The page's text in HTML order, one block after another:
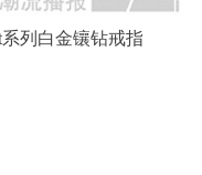
系列白金镶钻戒指